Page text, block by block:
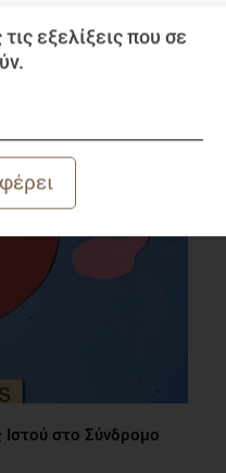
στο Σύνδρομο
εξελίξεις που σε